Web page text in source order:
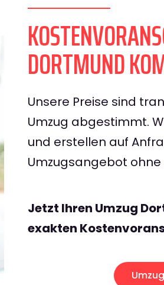
DORTMUND
Unsere Preise sind
Umzug abgestimmt.
und erstellen auf
Umzugsangebot
Jetzt Ihren Umzug
exakten